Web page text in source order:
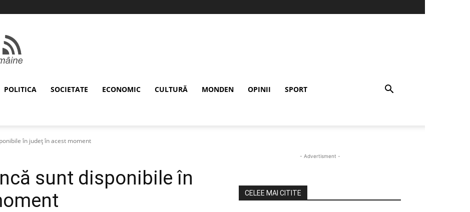
POLITICA SOCIETATE ECONOMIC CULTURĂ MONDEN OPINII SPORT
în județ în acest moment
sunt disponibile în
- Advertisment -
CELEE MAI CITITE